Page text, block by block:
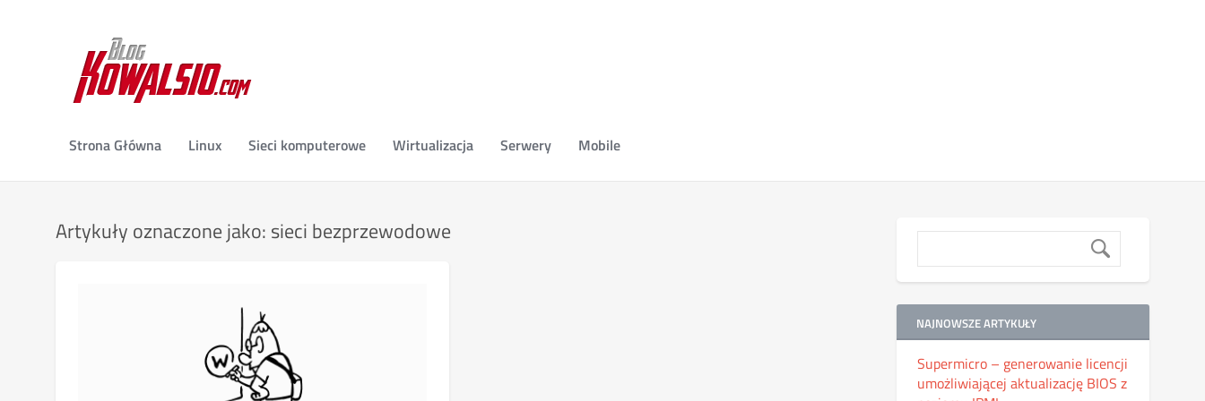
Strona Główna Linux Sieci komputerowe Wirtualizacja Serwery Mobile
Artykuły oznaczone jako: sieci bezprzewodowe
NAJNOWSZE ARTYKUŁY
Supermicro – generowanie licencji
umożliwiającej aktualizację BIOS z